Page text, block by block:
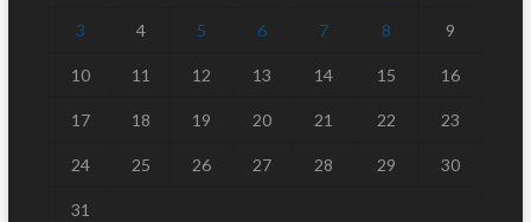
3 4 5 6 7 8 9
10 11 12 13 14 15 16
17 18 19 20 21 22 23
24 25 26 27 28 29 30
31